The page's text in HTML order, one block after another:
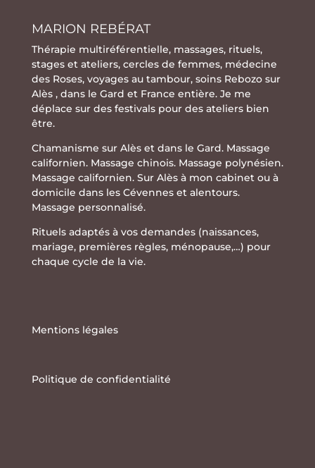
MARION REBÉRAT
Thérapie multiréférentielle, massages, rituels,
stageset ateliers, cercles de femmes, médecine
des Roses, voyages au tambour, soins Rebozo sur
Alès , dans le Gard et France entière. Je me
déplace sur des festivals pour des ateliers bien
être.
Chamanisme sur Alès et dans le Gard. Massage
californien. Massage chinois. Massage polynésien.
Massage californien. Sur Alès à mon cabinet ou à
domicile dans les Cévennes et alentours.
Massage personnalisé.
Rituels adaptés à vos demandes (naissances,
mariage, premières règles, ménopause,…) pour
chaque cycle de la vie.
Mentions légales
Politique de confidentialité